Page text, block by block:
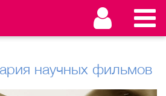
научных фильмов